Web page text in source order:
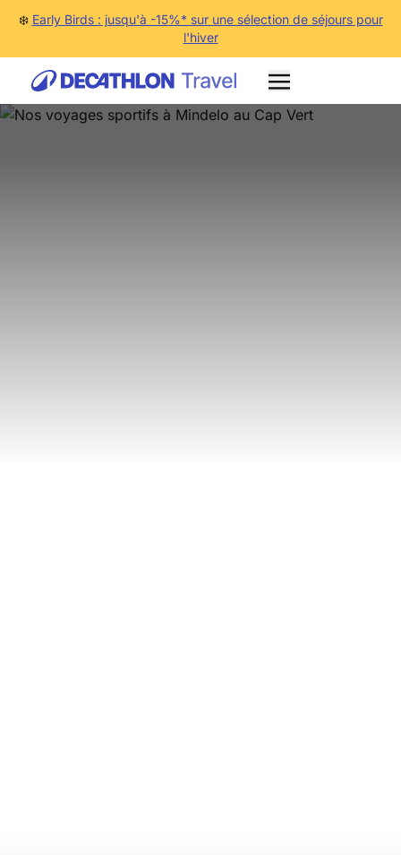
❄️ Early Birds : jusqu'à -15%* sur une sélection de séjours pour
l'hiver